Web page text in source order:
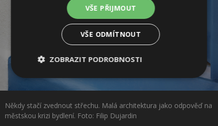
Někdy stačí zvednout střechu. Malá architektura jako odpověď na
městskou krizi bydlení. Foto: Filip Dujardin
Sdílet na Facebooku
Sdílet na Pinterestu
VŠE PŘIJMOUT
VŠE ODMÍTNOUT
ZOBRAZIT PODROBNOSTI
Nezbytně
nutné
Výkonové
Soubory